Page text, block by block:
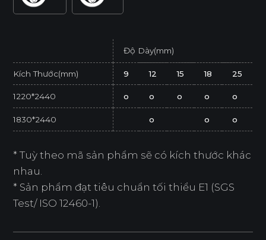
Độ Dày(mm)
Kích Thước(mm) 9 12 15 18 25
1220*2440 o o o o o
1830*2440 o o o
* Tuỳ theo mã sản phẩm sẽ có kích thước khác
nhau.
* Sản phẩm đạt tiêu chuẩn tối thiểu E1 (SGS
Test/ ISO 12460-1).